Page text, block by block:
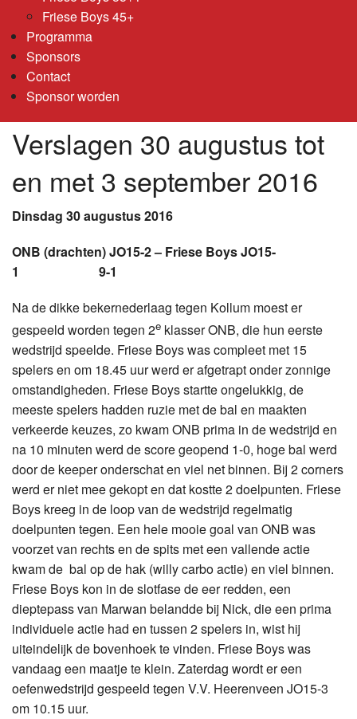
Friese Boys 45+
Programma
Sponsors
Contact
Sponsor worden
Verslagen 30 augustus tot
en met 3 september 2016
Dinsdag 30 augustus 2016
ONB (drachten) JO15-2 – Friese Boys JO15-
1 9-1
Na de dikke bekernederlaag tegen Kollum moest er
gespeeld worden tegen 2e klasser ONB, die hun eerste
wedstrijd speelde. Friese Boys was compleet met 15
spelers en om 18.45 uur werd er afgetrapt onder zonnige
omstandigheden. Friese Boys startte ongelukkig, de
meeste spelers hadden ruzie met de bal en maakten
verkeerde keuzes, zo kwam ONB prima in de wedstrijd en
na 10 minuten werd de score geopend 1-0, hoge bal werd
door de keeper onderschat en viel net binnen. Bij 2 corners
werd er niet mee gekopt en dat kostte 2 doelpunten. Friese
Boys kreeg in de loop van de wedstrijd regelmatig
doelpunten tegen. Een hele mooie goal van ONB was
voorzet van rechts en de spits met een vallende actie
kwam de bal op de hak (willy carbo actie) en viel binnen.
Friese Boys kon in de slotfase de eer redden, een
dieptepass van Marwan belandde bij Nick, die een prima
individuele actie had en tussen 2 spelers in, wist hij
uiteindelijk de bovenhoek te vinden. Friese Boys was
vandaag een maatje te klein. Zaterdag wordt er een
oefenwedstrijd gespeeld tegen V.V. Heerenveen JO15-3
om 10.15 uur.